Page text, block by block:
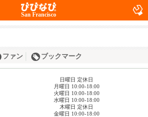
San Francisco
ファン ブックマーク
日曜日 定休日
月曜日 10:00-18:00
火曜日 10:00-18:00
水曜日 10:00-18:00
木曜日 定休日
金曜日 10:00-18:00